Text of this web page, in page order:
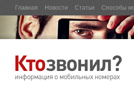
Главная Новости Статьи Способы